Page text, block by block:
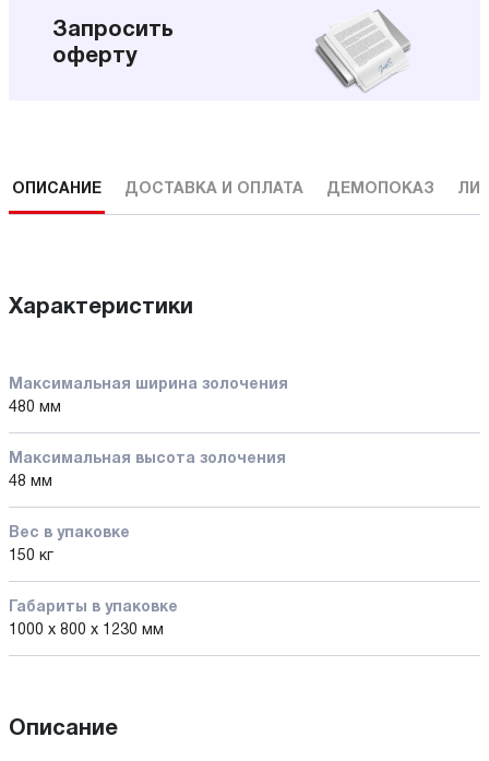
Запросить
оферту
ОПИСАНИЕ ДОСТАВКА И ОПЛАТА ДЕМОПОКАЗ
Характеристики
Максимальная ширина золочения
480 мм
Максимальная высота золочения
48 мм
Вес в упаковке
150 кг
Габариты в упаковке
1000 x 800 x 1230 мм
Описание